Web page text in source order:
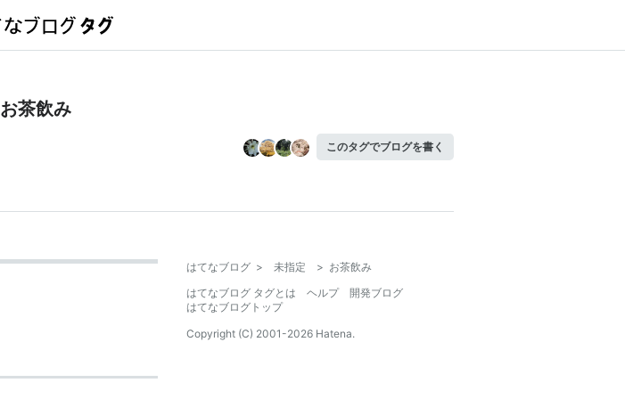
お茶飲み
このタグでブログを書く
はてなブログ > 未指定 > お茶飲み
はてなブログ タグとは
ヘルプ
開発ブログ
はてなブログトップ
Copyright (C) 2001-2026 Hatena.